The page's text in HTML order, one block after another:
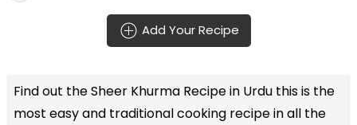
Add Your Recipe
Find out theSheer Khurma Recipe in Urdu this is the
most easy and traditional cooking recipe in all the